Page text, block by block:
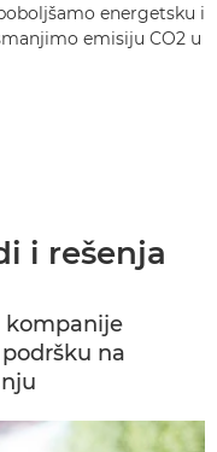
energetsku i
emisiju CO2 u
i rešenja
kompanije
na